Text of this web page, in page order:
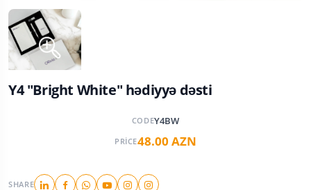
Y4 "Bright White" hədiyyə dəsti
CODEY4BW
PRICE48.00 AZN
SHARE